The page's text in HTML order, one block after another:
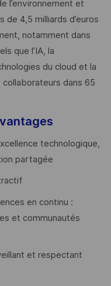
l’environnement et
de 4,5 milliards d’euros
notamment dans
que l’IA, la
du cloud et la
dans 65
technologique,
partagée
en continu :
et communautés
et respectant